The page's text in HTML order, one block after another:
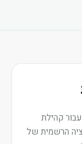
קהילת
הרשמית של